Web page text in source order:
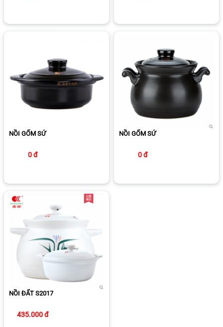
NỒI GỐM SỨ
0 đ
NỒI GỐM SỨ
0 đ
NỒI ĐẤT S2017
435.000 đ